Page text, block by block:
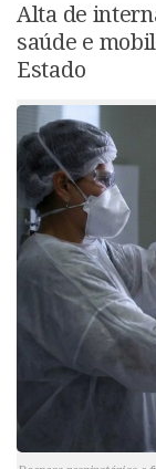
Alta de
saúde e
Estado